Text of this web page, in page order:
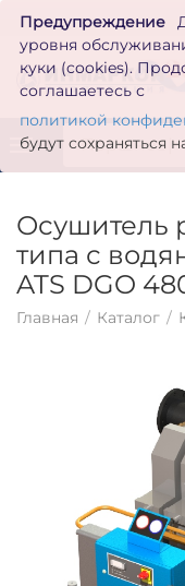
Предупреждение
уровня
куки (cookies).
соглашаетесь с
политикой
будут сохраняться
Осушитель
типа с
ATS DGO
Главная / Каталог /